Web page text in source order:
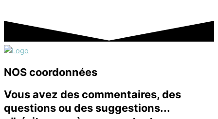
NOS coordonnées
Vous avez des commentaires, des
questions ou des suggestions...